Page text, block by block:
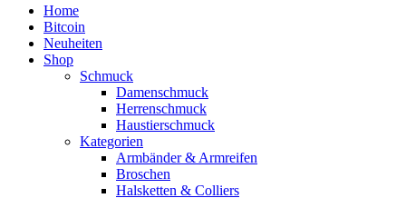
Home
Bitcoin
Neuheiten
Shop
Schmuck
Damenschmuck
Herrenschmuck
Haustierschmuck
Kategorien
Armbänder & Armreifen
Broschen
Halsketten & Colliers